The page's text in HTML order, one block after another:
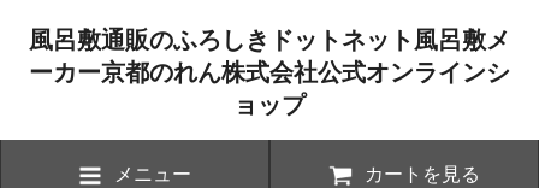
風呂敷通販のふろしきドットネット風呂敷メ
ーカー京都のれん株式会社公式オンラインシ
ョップ
メニュー カートを見る